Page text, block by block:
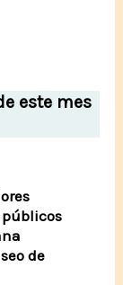
este mes
públicos
de